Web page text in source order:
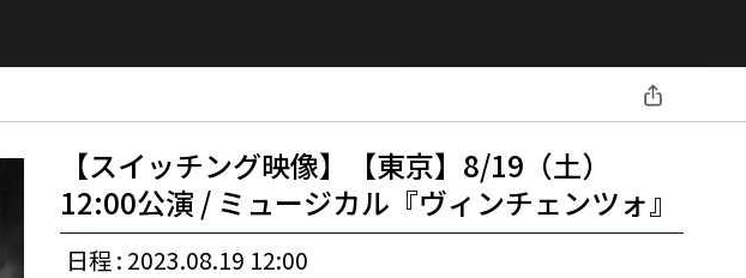
【スイッチング映像】【東京】8/19（土）
12:00公演 / ミュージカル『ヴィンチェンツォ』
日程 : 2023.08.19 12:00